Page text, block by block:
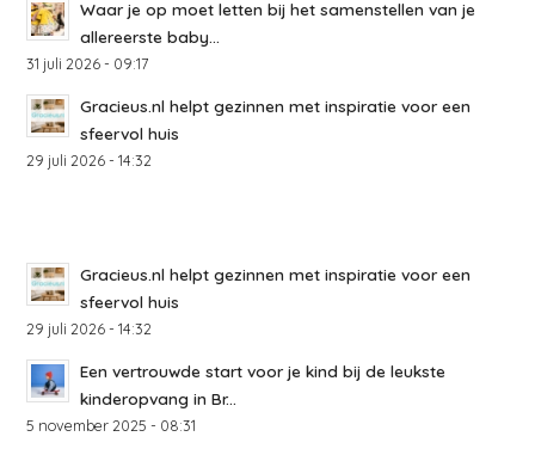
Waar je op moet letten bij het samenstellen van je
allereerste baby...
31 juli 2026 - 09:17
Gracieus.nl helpt gezinnen met inspiratie voor een
sfeervol huis
29 juli 2026 - 14:32
Gracieus.nl helpt gezinnen met inspiratie voor een
sfeervol huis
29 juli 2026 - 14:32
Een vertrouwde start voor je kind bij de leukste
kinderopvang in Br...
5 november 2025 - 08:31